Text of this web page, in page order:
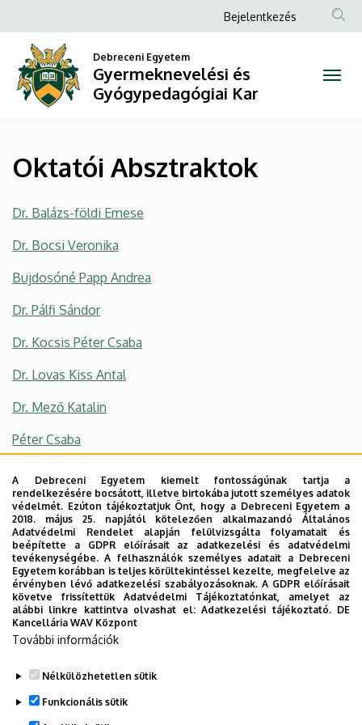
Absztraktok
Gyermeknevelési
Gyógypedagógiai
Kar
a
tartalomra
Anonim
fiók
menüje
Bejelentkezés
Debreceni Egyetem
Gyermeknevelési és
Gyógypedagógiai Kar
Oktatói Absztraktok
Dr. Balázs-földi Emese
Dr. Bocsi Veronika
Bujdosóné Papp Andrea
Dr. Pálfi Sándor
Dr. Kocsis Péter Csaba
Dr. Lovas Kiss Antal
Dr. Mező Katalin
Péter Csaba
Dr. Szerdahelyi Zoltán
Tamásiné Dr. Dsupin Borbála
Tóth Norbert
Vargáné Dr. Nagy Anikó
Legutóbbi frissítés: 2024. 02. 02. 14:09
A Debreceni Egyetem kiemelt fontosságúnak tartja a
rendelkezésére bocsátott, illetve birtokába jutott személyes adatok
védelmét. Ezúton tájékoztatjuk Önt, hogy a Debreceni Egyetem a
2018. május 25. napjától kötelezően alkalmazandó Általános
Adatvédelmi Rendelet alapján felülvizsgálta folyamatait és
beépítette a GDPR előírásait az adatkezelési és adatvédelmi
tevékenységébe. A felhasználók személyes adatait a Debreceni
Egyetem korábban is teljes körültekintéssel kezelte, megfelelve az
érvényben lévő adatkezelési szabályozásoknak. A GDPR előírásait
követve frissítettük Adatvédelmi Tájékoztatónkat, amelyet az
alábbi linkre kattintva olvashat el:Adatkezelési tájékoztató. DE
Kancellária WAV Központ
További információk
Nélkülözhetetlen sütik
Funkcionális sütik